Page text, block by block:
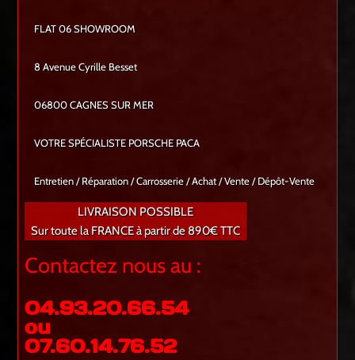
FLAT 06 SHOWROOM
8 Avenue Cyrille Besset
06800 CAGNES SUR MER
VOTRE SPÉCIALISTE PORSCHE PACA
Entretien / Réparation / Carrosserie / Achat / Vente / Dépôt-Vente
LIVRAISON POSSIBLE
Sur toute la FRANCE à partir de 890€ TTC
Contactez nous au :
04.93.20.66.54
ou
07.60.14.76.52